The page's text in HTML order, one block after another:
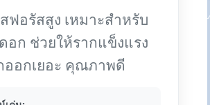
ฟอรัสสูง เหมาะสำหรับ
อก ช่วยให้รากแข็งแรง
ออกเยอะ คุณภาพดี